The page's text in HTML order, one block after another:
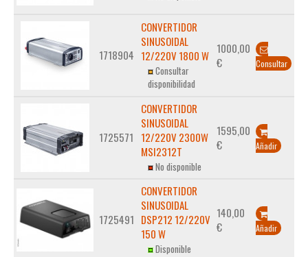
1718904
CONVERTIDOR
SINUSOIDAL
12/220V 1800 W
Consultar
disponibilidad
1000,00
€
Consultar
1725571
CONVERTIDOR
SINUSOIDAL
12/220V 2300W
MSI2312T
No disponible
1595,00
€
Añadir
1725491
CONVERTIDOR
SINUSOIDAL
DSP212 12/220V
150 W
Disponible
140,00
€
Añadir